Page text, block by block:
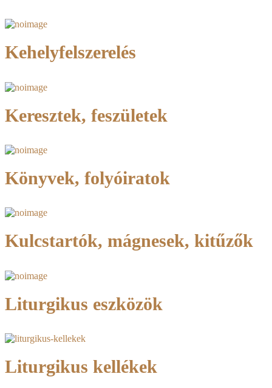
Kehelyfelszerelés
Keresztek, feszületek
Könyvek, folyóiratok
Kulcstartók, mágnesek, kitűzők
Liturgikus eszközök
Liturgikus kellékek